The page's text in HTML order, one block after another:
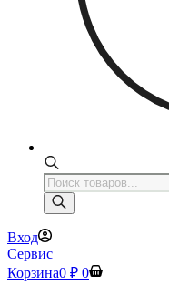
Поиск
товаров
Вход
Сервис
Корзина0 ₽ 0